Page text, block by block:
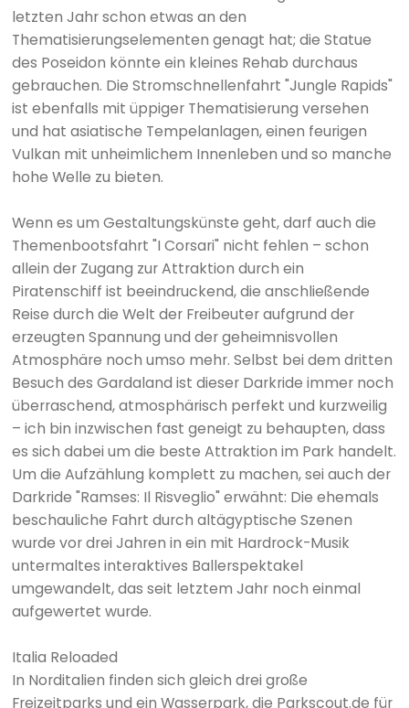
letzten Jahr schon etwas an den
Thematisierungselementen genagt hat; die Statue
des Poseidon könnte ein kleines Rehab durchaus
gebrauchen. Die Stromschnellenfahrt "Jungle Rapids"
ist ebenfalls mit üppiger Thematisierung versehen
und hat asiatische Tempelanlagen, einen feurigen
Vulkan mit unheimlichem Innenleben und so manche
hohe Welle zu bieten.
Wenn es um Gestaltungskünste geht, darf auch die
Themenbootsfahrt "I Corsari" nicht fehlen – schon
allein der Zugang zur Attraktion durch ein
Piratenschiff ist beeindruckend, die anschließende
Reise durch die Welt der Freibeuter aufgrund der
erzeugten Spannung und der geheimnisvollen
Atmosphäre noch umso mehr. Selbst bei dem dritten
Besuch des Gardaland ist dieser Darkride immer noch
überraschend, atmosphärisch perfekt und kurzweilig
– ich bin inzwischen fast geneigt zu behaupten, dass
es sich dabei um die beste Attraktion im Park handelt.
Um die Aufzählung komplett zu machen, sei auch der
Darkride "Ramses: Il Risveglio" erwähnt: Die ehemals
beschauliche Fahrt durch altägyptische Szenen
wurde vor drei Jahren in ein mit Hardrock-Musik
untermaltes interaktives Ballerspektakel
umgewandelt, das seit letztem Jahr noch einmal
aufgewertet wurde.
Italia Reloaded
In Norditalien finden sich gleich drei große
Freizeitparks und ein Wasserpark, die Parkscout.de für